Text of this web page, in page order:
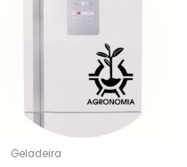
Geladeira